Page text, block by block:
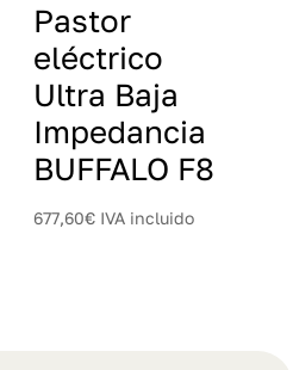
Pastor
eléctrico
Ultra Baja
Impedancia
BUFFALO F8
677,60€ IVA incluido